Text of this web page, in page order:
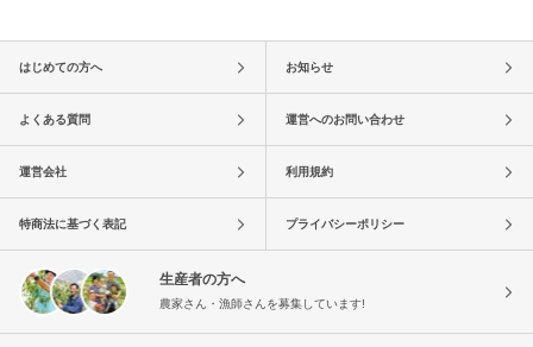
はじめての方へ お知らせ
よくある質問 運営へのお問い合わせ
運営会社 利用規約
特商法に基づく表記 プライバシーポリシー
生産者の方へ
農家さん・漁師さんを募集しています!